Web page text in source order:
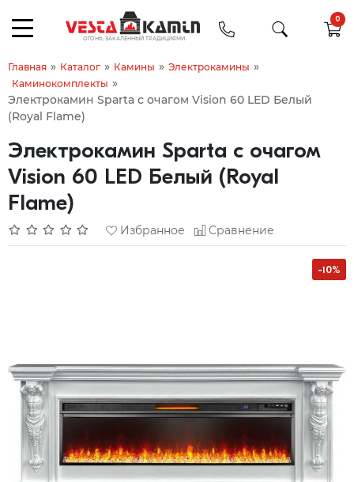
0
Главная » Каталог » Камины » Электрокамины »
Каминокомплекты »
Электрокамин Sparta с очагом Vision 60 LED Белый
(Royal Flame)
Электрокамин Sparta с очагом
Vision 60 LED Белый (Royal
Flame)
Избранное Сравнение
-10%